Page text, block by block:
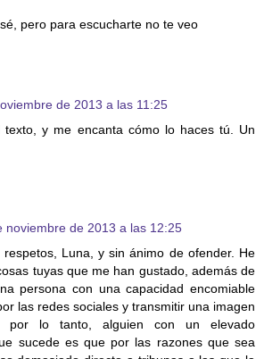
pero para escucharte no te veo
de 2013 a las 11:25
texto, y me encanta cómo lo haces tú. Un
noviembre de 2013 a las 12:25
Luna, y sin ánimo de ofender. He
tuyas que me han gustado, además de
persona con una capacidad encomiable
las redes sociales y transmitir una imagen
por lo tanto, alguien con un elevado
sucede es que por las razones que sea